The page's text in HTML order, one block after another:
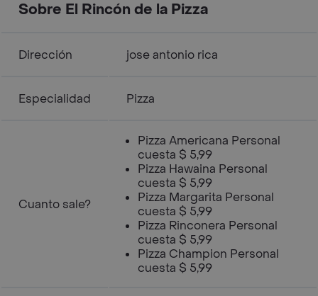
Sobre El Rincón de la Pizza
Dirección jose antonio rica
Especialidad Pizza
Cuanto sale?
Pizza Americana Personal
cuesta $ 5,99
Pizza Hawaina Personal
cuesta $ 5,99
Pizza Margarita Personal
cuesta $ 5,99
Pizza Rinconera Personal
cuesta $ 5,99
Pizza Champion Personal
cuesta $ 5,99